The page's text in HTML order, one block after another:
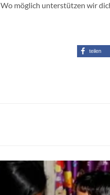
Wo möglich unterstützen wir
teilen